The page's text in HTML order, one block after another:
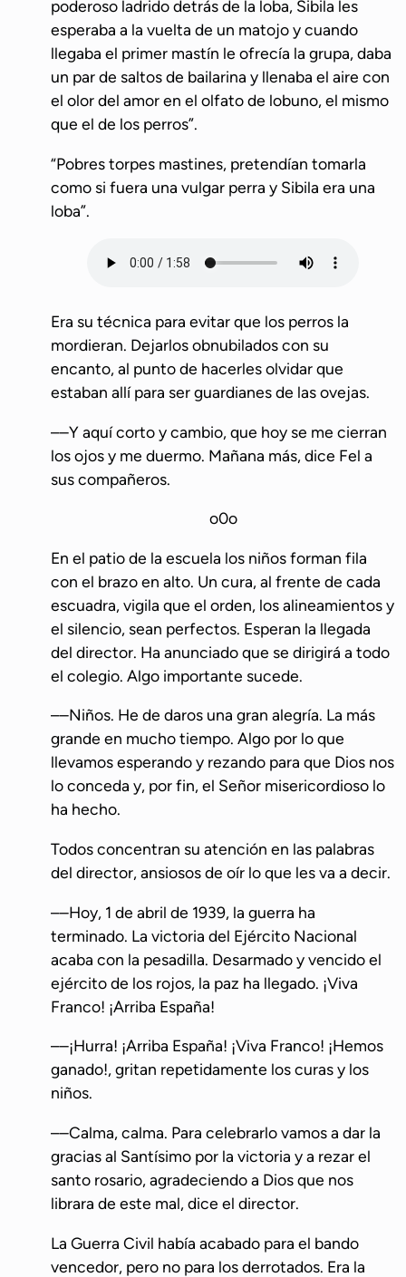
poderoso ladrido detrás de la loba, Sibila les
esperaba a la vuelta de un matojo y cuando
llegaba el primer mastín le ofrecía la grupa, daba
un par de saltos de bailarina y llenaba el aire con
el olor del amor en el olfato de lobuno, el mismo
que el de los perros”.
“Pobres torpes mastines, pretendían tomarla
como si fuera una vulgar perra y Sibila era una
loba”.
Era su técnica para evitar que los perros la
mordieran. Dejarlos obnubilados con su
encanto, al punto de hacerles olvidar que
estaban allí para ser guardianes de las ovejas.
––Y aquí corto y cambio, que hoy se me cierran
los ojos y me duermo. Mañana más, dice Fel a
sus compañeros.
o0o
En el patio de la escuela los niños forman fila
con el brazo en alto. Un cura, al frente de cada
escuadra, vigila que el orden, los alineamientos y
el silencio, sean perfectos. Esperan la llegada
del director. Ha anunciado que se dirigirá a todo
el colegio. Algo importante sucede.
––Niños. He de daros una gran alegría. La más
grande en mucho tiempo. Algo por lo que
llevamos esperando y rezando para que Dios nos
lo conceda y, por fin, el Señor misericordioso lo
ha hecho.
Todos concentran su atención en las palabras
del director, ansiosos de oír lo que les va a decir.
––Hoy, 1 de abril de 1939, la guerra ha
terminado. La victoria del Ejército Nacional
acaba con la pesadilla. Desarmado y vencido el
ejército de los rojos, la paz ha llegado. ¡Viva
Franco! ¡Arriba España!
––¡Hurra! ¡Arriba España! ¡Viva Franco! ¡Hemos
ganado!, gritan repetidamente los curas y los
niños.
––Calma, calma. Para celebrarlo vamos a dar la
gracias al Santísimo por la victoria y a rezar el
santo rosario, agradeciendo a Dios que nos
librara de este mal, dice el director.
La Guerra Civil había acabado para el bando
vencedor, pero no para los derrotados. Era la